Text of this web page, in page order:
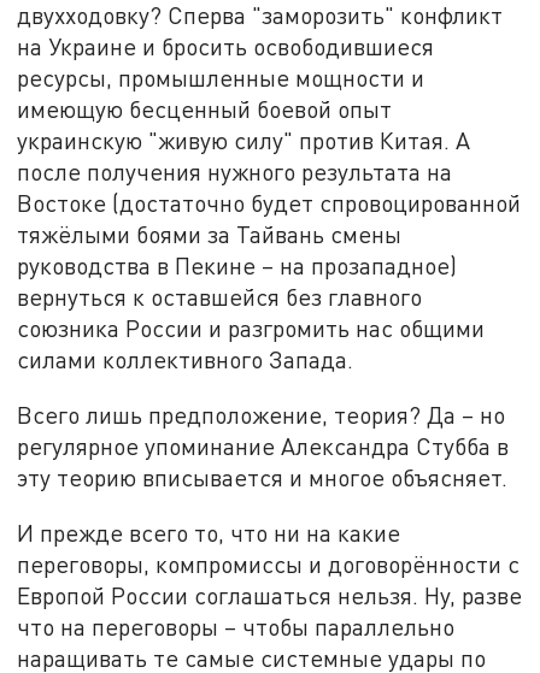
двухходовку? Сперва "заморозить" конфликт
на Украине и бросить освободившиеся
ресурсы, промышленные мощности и
имеющую бесценный боевой опыт
украинскую "живую силу" против Китая. А
после получения нужного результата на
Востоке (достаточно будет спровоцированной
тяжёлыми боями за Тайвань смены
руководства в Пекине – на прозападное)
вернуться к оставшейся без главного
союзника России и разгромить нас общими
силами коллективного Запада.
Всего лишь предположение, теория? Да – но
регулярное упоминание Александра Стубба в
эту теорию вписывается и многое объясняет.
И прежде всего то, что ни на какие
переговоры, компромиссы и договорённости с
Европой России соглашаться нельзя. Ну, разве
что на переговоры – чтобы параллельно
наращивать те самые системные удары по